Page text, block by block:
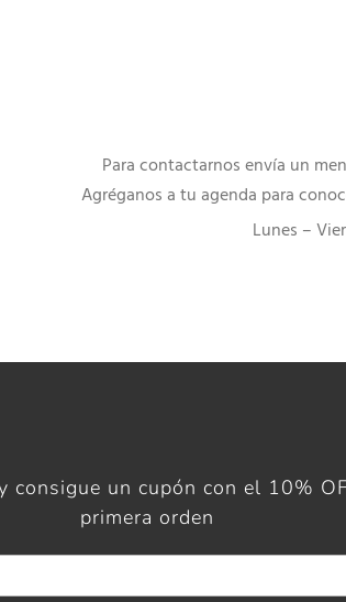
Para contactarnos envía un
Agréganos a tu agenda para
Lunes –
consigue un cupón con el 10%
primera orden